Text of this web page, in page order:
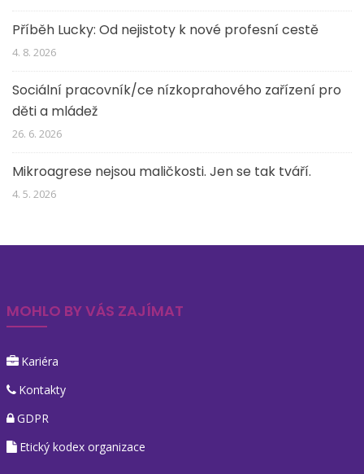
Příběh Lucky: Od nejistoty k nové profesní cestě
4. 8. 2026
Sociální pracovník/ce nízkoprahového zařízení pro
děti a mládež
26. 6. 2026
Mikroagrese nejsou maličkosti. Jen se tak tváří.
4. 5. 2026
MOHLO BY VÁS ZAJÍMAT
Kariéra
Kontakty
GDPR
Etický kodex organizace